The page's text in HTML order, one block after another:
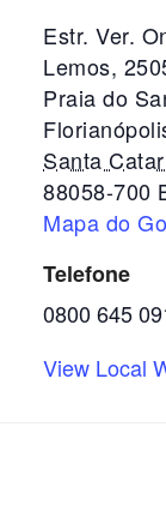
Estr. Ver.
Lemos,
Praia do
Santa
88058-700
Mapa do
Telefone
0800 645
View Local